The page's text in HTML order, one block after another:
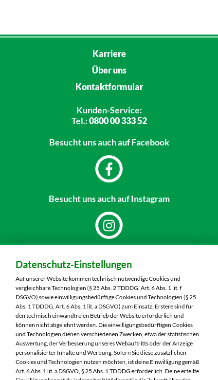
Karriere
Über uns
Kontaktformular
Kunden-Service:
Tel.:0800 00 333 52
Besucht unsauch auf Facebook
Besucht unsauch auf Instagram
MARKTKAUF Sonneberg-Hönbach
Neustadter Straße 199
96515 Sonneberg
Telefon:03675 8820
Markt ändern
Öffnungszeiten diese Woche:
Mo:
07:00 – 20:00 Uhr
Datenschutz-Einstellungen
Auf unserer Website kommen technisch notwendige Cookies und
vergleichbare Technologien (§ 25 Abs. 2 TDDDG, Art. 6 Abs. 1 lit. f
DSGVO) sowie einwilligungsbedürftige Cookies und Technologien (§ 25
Abs. 1 TDDDG, Art. 6 Abs. 1 lit. a DSGVO) zum Einsatz. Erstere sind für
den technisch einwandfreien Betrieb der Website erforderlich und
können nicht abgelehnt werden. Die einwilligungsbedürftigen Cookies
und Technologien dienen verschiedenen Zwecken, etwa der statistischen
Auswertung, der Verbesserung unseres Webauftritts oder der Anzeige
personalisierter Inhalte und Werbung. Sofern Sie diese zusätzlichen
Cookies und Technologien nutzen möchten, ist deine Einwilligung gemäß
Art. 6 Abs. 1 lit. a DSGVO, § 25 Abs. 1 TDDDG erforderlich. Deine erteilte